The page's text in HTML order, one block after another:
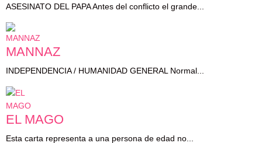
ASESINATO DEL PAPA Antes del conflicto el grande...
MANNAZ
INDEPENDENCIA / HUMANIDAD GENERAL Normal...
EL MAGO
Esta carta representa a una persona de edad no...